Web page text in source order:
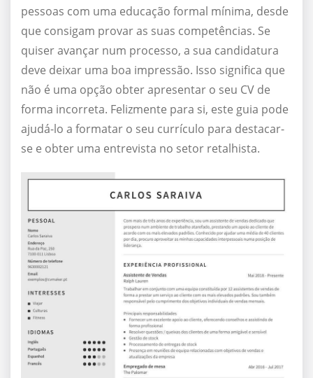
pessoas com uma educação formal mínima, desde
que consigam provar as suas competências. Se
quiser avançar num processo, a sua candidatura
deve deixar uma boa impressão. Isso significa que
não é uma opção obter apresentar o seu CV de
forma incorreta. Felizmente para si, este guia pode
ajudá-lo a formatar o seu currículo para destacar-
se e obter uma entrevista no setor retalhista.